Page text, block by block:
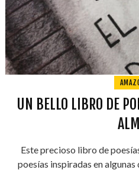
UN BELLO LIBRO DE
Este precioso libro de
poesías inspiradas en